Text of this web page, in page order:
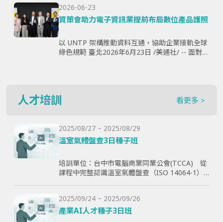
購、製...
2026-06-23
資策會助力電子資訊業提前布局數位產品護照
以 UNTP 架構推動資料互通，協助企業接軌全球
綠色規範 臺北2026年6月23日 /美通社/ -- 面對歐
人才培訓 看更多 >
2025/08/27 ~ 2025/08/29
溫室氣體盤查3日種子班
培訓單位：台中市電腦商業同業公會(TCCA) 從
課程中完整認識溫室氣體盤查（ISO 14064-1）
幫助學員更好了解ESG與碳排放管理的實際應
用，提高企業實現減碳目標。
2025/09/24 ~ 2025/09/26
產業AI人才種子3日班